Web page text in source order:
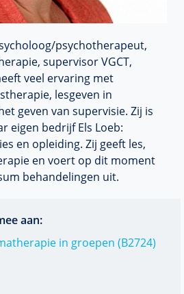
psychotherapeut,
supervisor VGCT,
veel ervaring met
lesgeven in
geven van supervisie. Zij is
eigen bedrijf Els Loeb:
en opleiding. Zij geeft les,
en voert op dit moment
behandelingen uit.
aan:
in groepen (B2724)